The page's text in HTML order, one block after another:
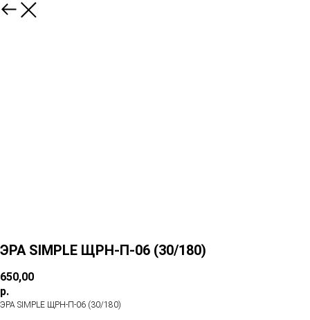
ЭРА SIMPLE ЩРН-П-06 (30/180)
650,00
р.
ЭРА SIMPLE ЩРН-П-06 (30/180)